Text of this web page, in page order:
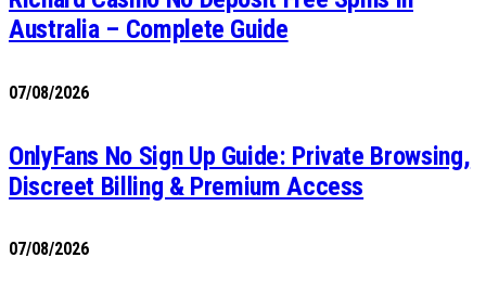
Australia – Complete Guide
07/08/2026
OnlyFans No Sign Up Guide: Private Browsing,
Discreet Billing & Premium Access
07/08/2026